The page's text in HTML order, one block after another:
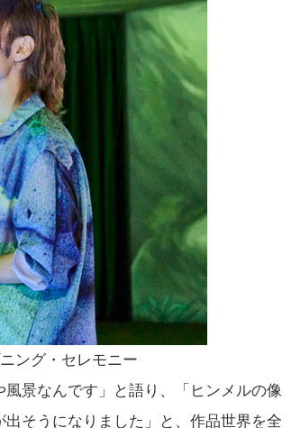
ング・セレモニー
景なんです」と語り、「ヒンメルの像
そうになりました」と、作品世界を全